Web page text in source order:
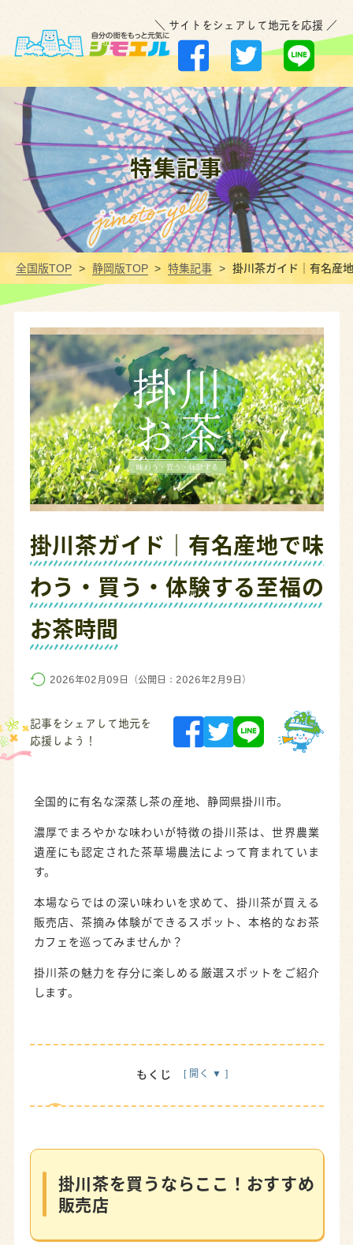
＼ サイトをシェアして地元を応援 ／
特集記事
全国版TOP 静岡版TOP 特集記事 掛川茶ガイド｜有名産
掛川茶ガイド｜有名産地で味
わう・買う・体験する至福の
お茶時間
2026年02月09日（公開日：2026年2月9日）
記事をシェアして地元を
応援しよう！
全国的に有名な深蒸し茶の産地、静岡県掛川市。
濃厚でまろやかな味わいが特徴の掛川茶は、世界農業
遺産にも認定された茶草場農法によって育まれていま
す。
本場ならではの深い味わいを求めて、掛川茶が買える
販売店、茶摘み体験ができるスポット、本格的なお茶
カフェを巡ってみませんか？
掛川茶の魅力を存分に楽しめる厳選スポットをご紹介
します。
もくじ
掛川こだわりっぱ｜お茶のプロが案内！掛川城下
のお土産店
掛川茶を買うならここ！おすすめ
販売店